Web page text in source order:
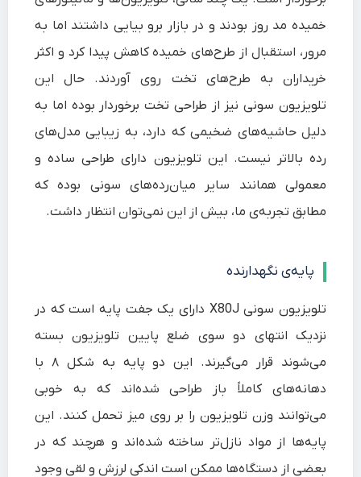
خمیده مد روز بودند و در بازار برو بیایی داشتند اما به
مرور، استقبال از طرح‌های خمیده کاهش پیدا کرد و اکثر
خریداران به طرح‌های تخت روی آوردند. حال این
تلویزیون سونی نیز از طراحی تخت برخوردار بوده اما به
دلیل حاشیه‌های ضخیمی که دارد، به زیبایی مدل‌های
رده بالاتر نیست. این تلویزیون دارای طراحی ساده و
معمولی همانند سایر میان‌رده‌های سونی بوده که
مطابق تجربه‌ی ما، بیش از این نمی‌توان انتظار داشت.
پایه‌ی نگهدارنده
تلویزیون سونی X80J دارای یک جفت پایه است که در
نزدیک انتهای دو سوی ضلع پایین تلویزیون بسته
‌می‌شوند قرار می‌گیرند. این دو پایه به شکل ۸ با
دهانه‌‌های کاملاً باز طراحی شده‌اند که به خوبی
می‌توانند وزن تلویزیون را بر روی میز تحمل کنند. این
پایه‌ها از مواد نازل‌تر ساخته شده‌اند و هرچند که در
بعضی از دستگاه‌ها ممکن است اندکی لرزش و لقی وجود